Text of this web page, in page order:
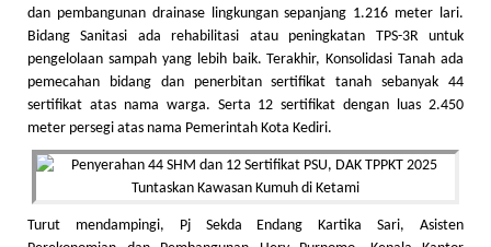
dan pembangunan drainase lingkungan sepanjang 1.216 meter lari.
Bidang Sanitasi ada rehabilitasi atau peningkatan TPS-3R untuk
pengelolaan sampah yang lebih baik. Terakhir, Konsolidasi Tanah ada
pemecahan bidang dan penerbitan sertifikat tanah sebanyak 44
sertifikat atas nama warga. Serta 12 sertifikat dengan luas 2.450
meter persegi atas nama Pemerintah Kota Kediri.
Turut mendampingi, Pj Sekda Endang Kartika Sari, Asisten